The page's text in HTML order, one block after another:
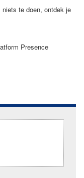
niets te doen, ontdek je
Presence